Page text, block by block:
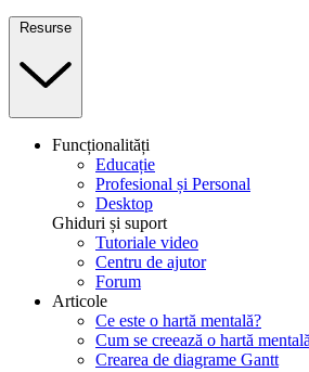
Resurse
Funcționalități
Educație
Profesional și Personal
Desktop
Ghiduri și suport
Tutoriale video
Centru de ajutor
Forum
Articole
Ce este o hartă mentală?
Cum se creează o hartă
Crearea de diagrame Gantt